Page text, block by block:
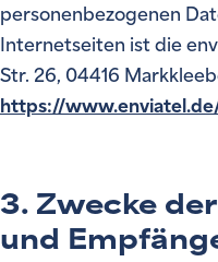
personenbezogenen
Internetseiten ist die
Str. 26, 04416
https://
3. Zwecke
und